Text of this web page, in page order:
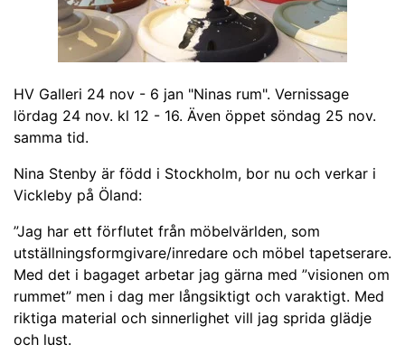
HV Galleri 24 nov - 6 jan "Ninas rum". Vernissage
lördag 24 nov. kl 12 - 16. Även öppet söndag 25 nov.
samma tid.
Nina Stenby är född i Stockholm, bor nu och verkar i
Vickleby på Öland:
”Jag har ett förflutet från möbelvärlden, som
utställningsformgivare/inredare och möbel tapetserare.
Med det i bagaget arbetar jag gärna med ”visionen om
rummet” men i dag mer långsiktigt och varaktigt. Med
riktiga material och sinnerlighet vill jag sprida glädje
och lust.